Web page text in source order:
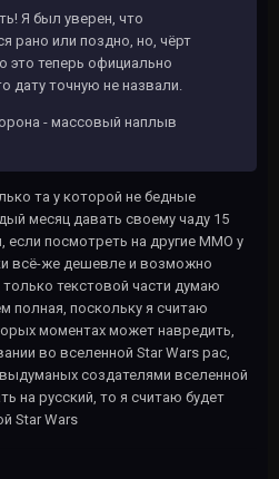
Я был уверен, что
рано или поздно, но, чёрт
это теперь официально
дату точную не назвали.
- массовый наплыв
та у которой не бедные
месяц давать своему чаду 15
если посмотреть на другие ММО у
всё-же дешевле и возможно
текстовой части думаю
полная, поскольку я считаю
моментах может навредить,
во вселенной Star Wars рас,
создателями вселенной
на русский, то я считаю будет
Star Wars